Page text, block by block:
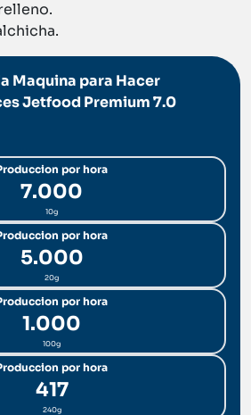
Maquina para Hacer
Jetfood Premium 7.0
por hora
7.000
10g
por hora
5.000
20g
por hora
1.000
100g
por hora
417
240g